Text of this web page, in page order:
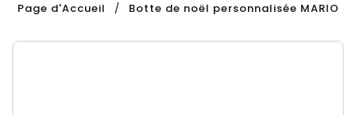
Page d'Accueil Botte de noël personnalisée MARIO